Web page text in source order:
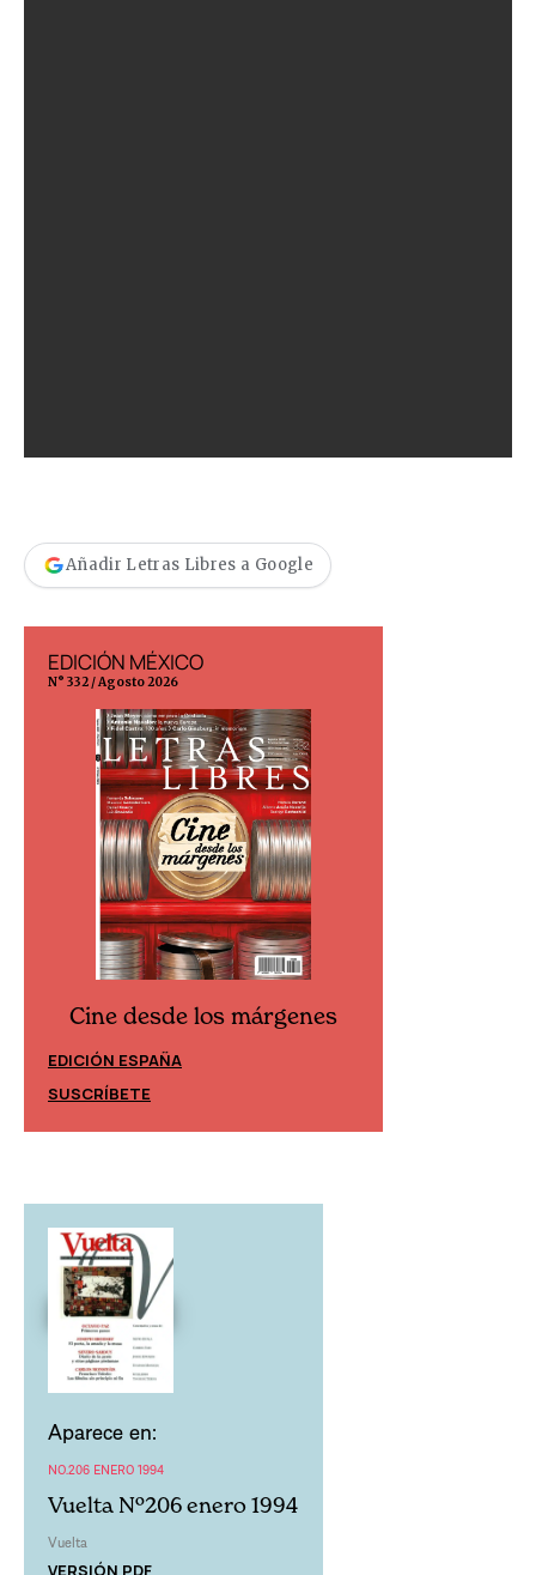
Añadir Letras Libres a Google
EDICIÓN MÉXICO
N° 332 / Agosto 2026
Cine desde los márgenes
EDICIÓN ESPAÑA
SUSCRÍBETE
Aparece en:
NO.206 ENERO 1994
Vuelta Nº206 enero 1994
Vuelta
VERSIÓN PDF